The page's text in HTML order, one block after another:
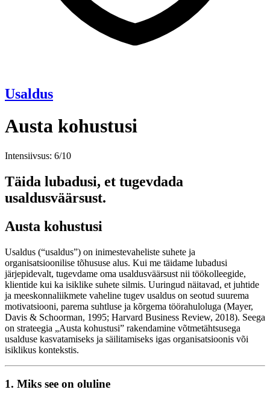
Usaldus
Austa kohustusi
Intensiivsus: 6/10
Täida lubadusi, et tugevdada
usaldusväärsust.
Austa kohustusi
Usaldus (“usaldus”) on inimestevaheliste suhete ja
organisatsioonilise tõhususe alus. Kui me täidame lubadusi
järjepidevalt, tugevdame oma usaldusväärsust nii töökolleegide,
klientide kui ka isiklike suhete silmis. Uuringud näitavad, et juhtide
ja meeskonnaliikmete vaheline tugev usaldus on seotud suurema
motivatsiooni, parema suhtluse ja kõrgema töörahuloluga (Mayer,
Davis & Schoorman, 1995; Harvard Business Review, 2018). Seega
on strateegia „Austa kohustusi” rakendamine võtmetähtsusega
usalduse kasvatamiseks ja säilitamiseks igas organisatsioonis või
isiklikus kontekstis.
1. Miks see on oluline